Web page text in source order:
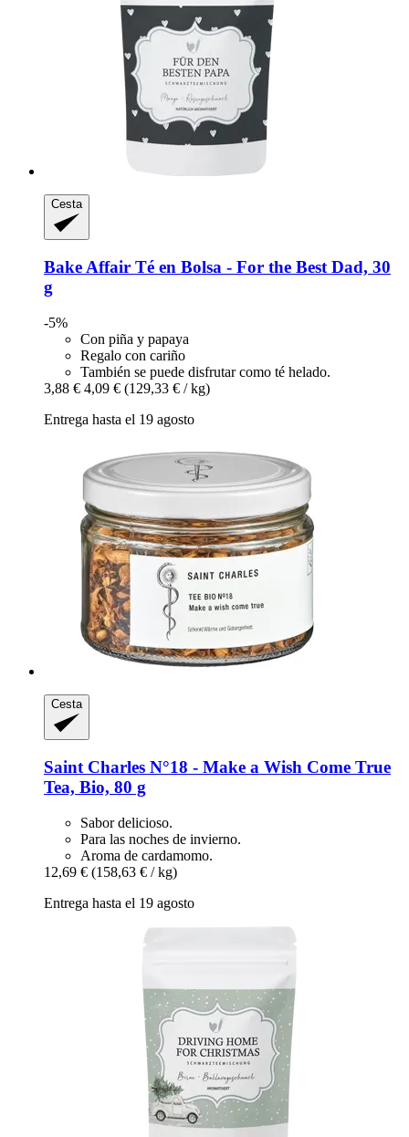
Cesta
Bake Affair Té en Bolsa -​ For the Best Dad, 30
g
-5%
Con piña y papaya
Regalo con cariño
También se puede disfrutar como té helado.
3,88 € 4,09 € (129,33 € / kg)
Entrega hasta el 19 agosto
Cesta
Saint Charles N°18 -​ Make a Wish Come True
Tea, Bio, 80 g
Sabor delicioso.
Para las noches de invierno.
Aroma de cardamomo.
12,69 € (158,63 € / kg)
Entrega hasta el 19 agosto